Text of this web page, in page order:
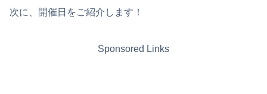
次に、開催日をご紹介します！
Sponsored Links